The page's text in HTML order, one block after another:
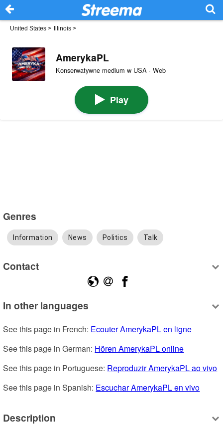
United States > Illinois >
AmerykaPL
Konserwatywne medium w USA · Web
Play
Genres
Information News Politics Talk
Contact
In other languages
See this page in French: Ecouter AmerykaPL en ligne
See this page in German: Hören AmerykaPL online
See this page in Portuguese: Reproduzir AmerykaPL ao vivo
See this page in Spanish: Escuchar AmerykaPL en vivo
Description